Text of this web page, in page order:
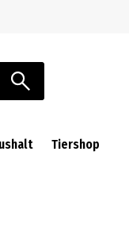
Tiershop